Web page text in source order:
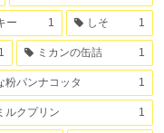
ー 1 しそ 1
1 ミカンの缶詰 1
粉パンナコッタ 1
ルクプリン 1